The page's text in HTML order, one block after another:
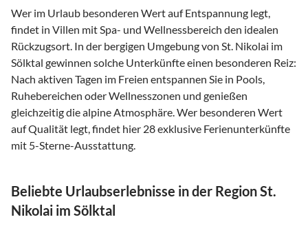
Wer im Urlaub besonderen Wert auf Entspannung legt,
findet in Villen mit Spa- und Wellnessbereich den idealen
Rückzugsort. In der bergigen Umgebung von St. Nikolai im
Sölktal gewinnen solche Unterkünfte einen besonderen Reiz:
Nach aktiven Tagen im Freien entspannen Sie in Pools,
Ruhebereichen oder Wellnesszonen und genießen
gleichzeitig die alpine Atmosphäre. Wer besonderen Wert
auf Qualität legt, findet hier 28 exklusive Ferienunterkünfte
mit 5-Sterne-Ausstattung.
Beliebte Urlaubserlebnisse in der Region St.
Nikolai im Sölktal